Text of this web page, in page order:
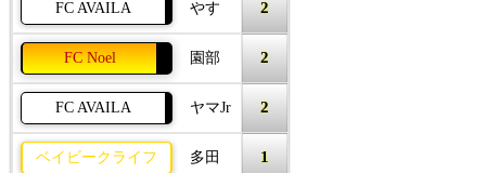
FC AVAILA やす 2
FC Noel 園部 2
FC AVAILA ヤマJr 2
ベイビークライフ 多田 1